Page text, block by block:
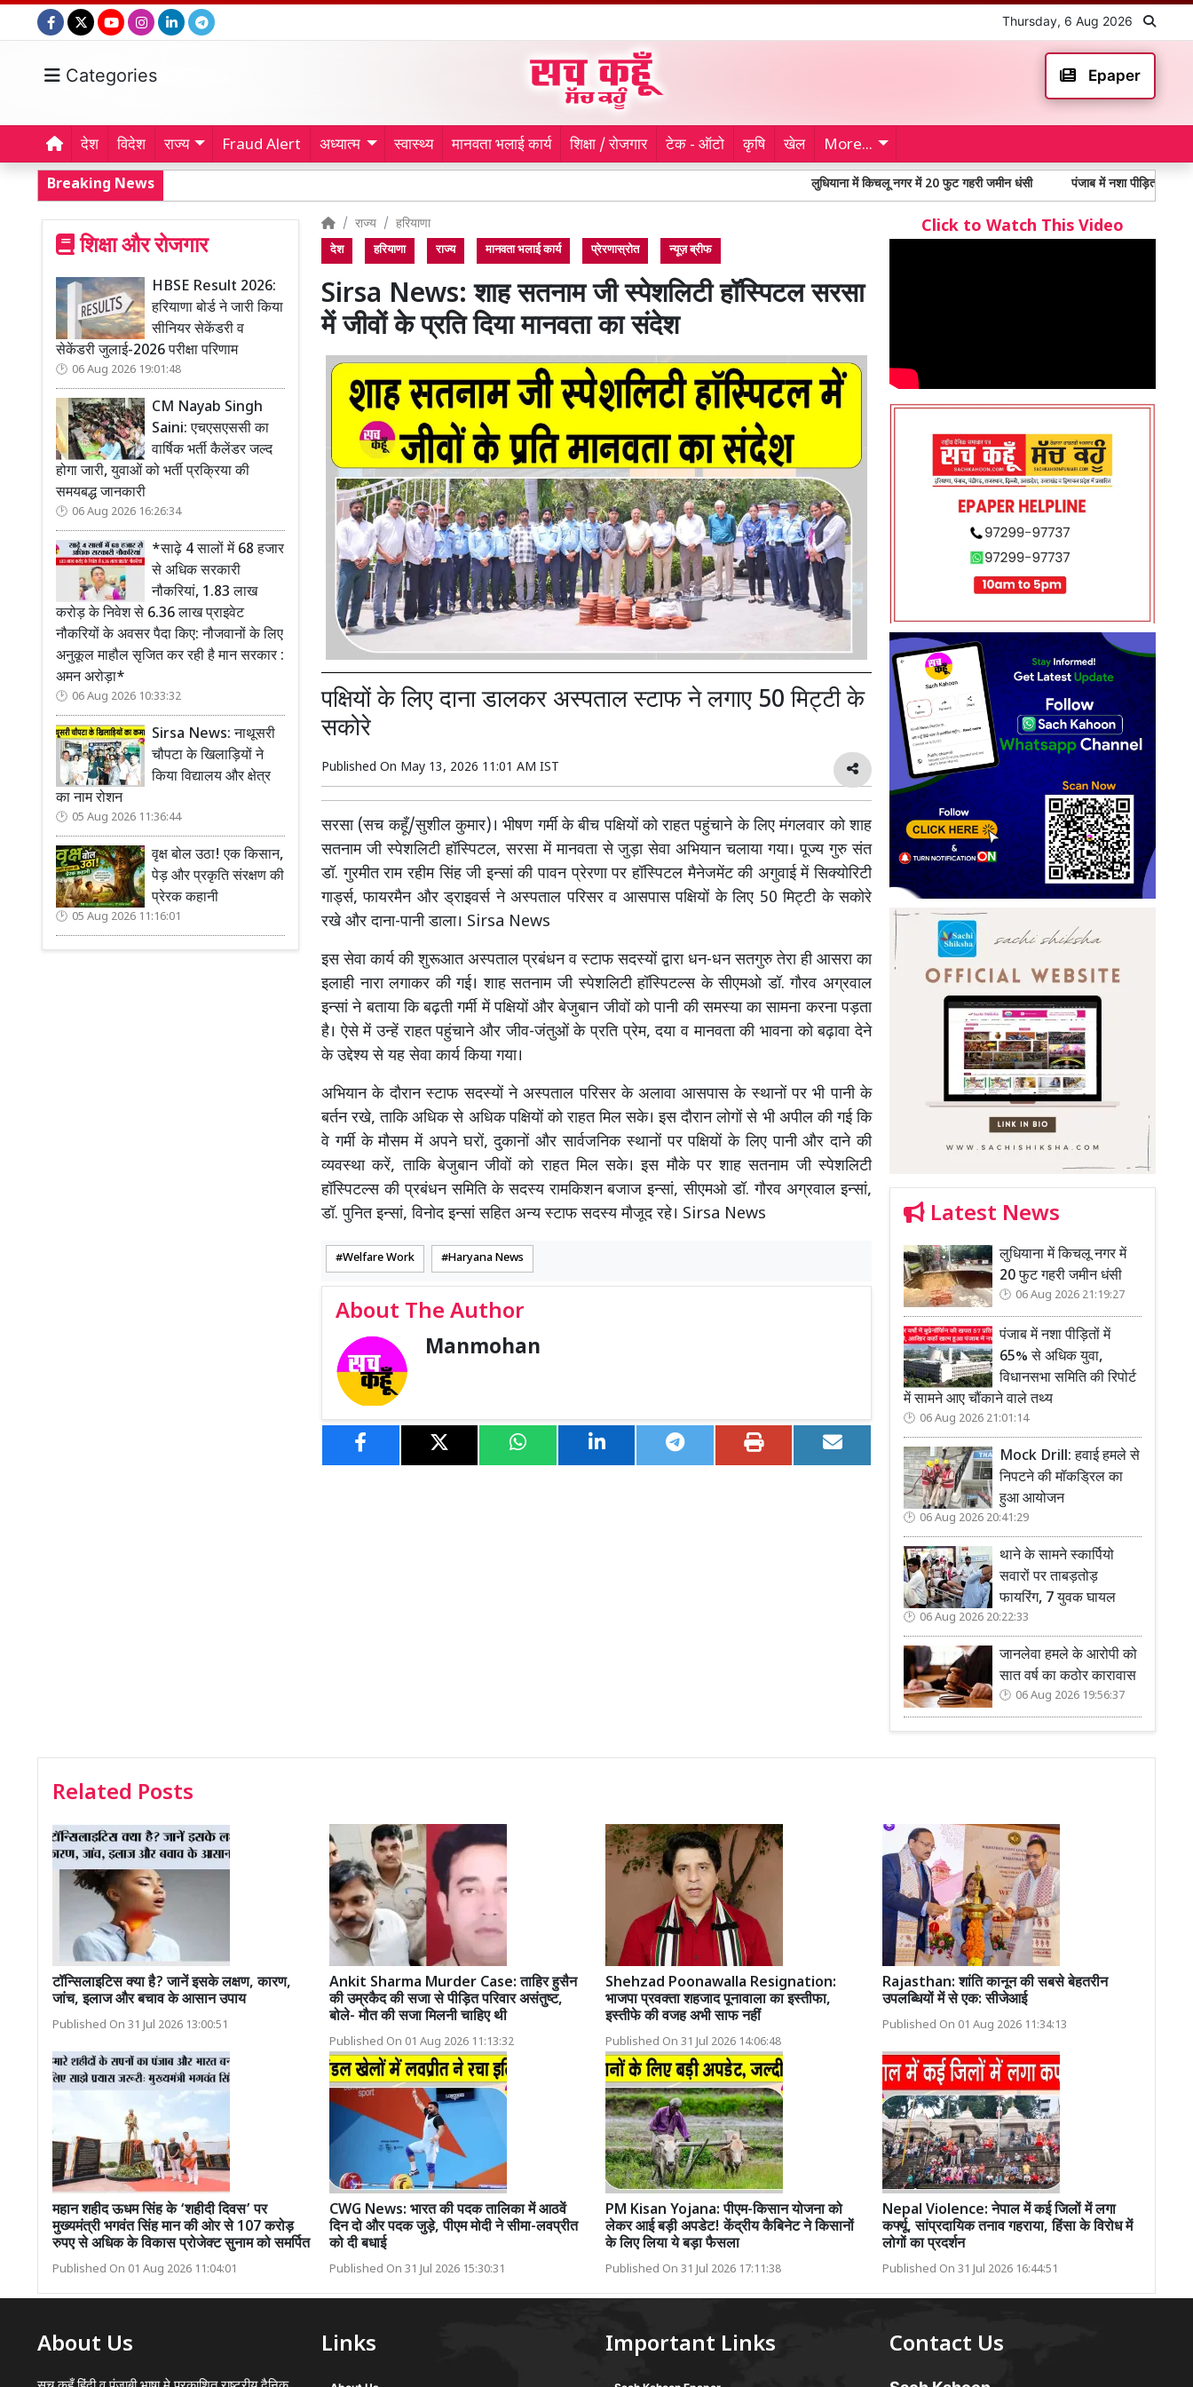
Thursday, 6 Aug 2026
Categories Epaper
देश विदेश राज्य Fraud Alert अध्यात्म स्वास्थ्य मानवता भलाई कार्य शिक्षा / रोजगार टेक - ऑटो कृषि खेल More...
Breaking News लुधियाना में किचलू नगर में 20 फुट गहरी जमीन धंसी पंजाब में नशा पीड़ितों में 65% से अधिक
शिक्षा और रोजगार
HBSE Result 2026:
हरियाणा बोर्ड ने जारी किया
सीनियर सेकेंडरी व
सेकेंडरी जुलाई-2026 परीक्षा परिणाम
06 Aug 2026 19:01:48
CM Nayab Singh
Saini: एचएसएससी का
वार्षिक भर्ती कैलेंडर जल्द
होगा जारी, युवाओं को भर्ती प्रक्रिया की
समयबद्ध जानकारी
06 Aug 2026 16:26:34
*साढ़े 4 सालों में 68 हजार
से अधिक सरकारी
नौकरियां, 1.83 लाख
करोड़ के निवेश से 6.36 लाख प्राइवेट
नौकरियों के अवसर पैदा किए: नौजवानों के लिए
अनुकूल माहौल सृजित कर रही है मान सरकार :
अमन अरोड़ा*
06 Aug 2026 10:33:32
Sirsa News: नाथूसरी
चौपटा के खिलाड़ियों ने
किया विद्यालय और क्षेत्र
का नाम रोशन
05 Aug 2026 11:36:44
वृक्ष बोल उठा! एक किसान,
पेड़ और प्रकृति संरक्षण की
प्रेरक कहानी
05 Aug 2026 11:16:01
राज्य हरियाणा
देश हरियाणा राज्य मानवता भलाई कार्य प्रेरणास्रोत न्यूज़ ब्रीफ
Sirsa News: शाह सतनाम जी स्पेशलिटी हॉस्पिटल सरसा
में जीवों के प्रति दिया मानवता का संदेश
पक्षियों के लिए दाना डालकर अस्पताल स्टाफ ने लगाए 50 मिट्टी के
सकोरे
Published On May 13, 2026 11:01 AM IST
सरसा (सच कहूँ/सुशील कुमार)। भीषण गर्मी के बीच पक्षियों को राहत पहुंचाने के लिए मंगलवार को शाह
सतनाम जी स्पेशलिटी हॉस्पिटल, सरसा में मानवता से जुड़ा सेवा अभियान चलाया गया। पूज्य गुरु संत
डॉ. गुरमीत राम रहीम सिंह जी इन्सां की पावन प्रेरणा पर हॉस्पिटल मैनेजमेंट की अगुवाई में सिक्योरिटी
गार्ड्स, फायरमैन और ड्राइवर्स ने अस्पताल परिसर व आसपास पक्षियों के लिए 50 मिट्टी के सकोरे
रखे और दाना-पानी डाला। Sirsa News
इस सेवा कार्य की शुरूआत अस्पताल प्रबंधन व स्टाफ सदस्यों द्वारा धन-धन सतगुरु तेरा ही आसरा का
इलाही नारा लगाकर की गई। शाह सतनाम जी स्पेशलिटी हॉस्पिटल्स के सीएमओ डॉ. गौरव अग्रवाल
इन्सां ने बताया कि बढ़ती गर्मी में पक्षियों और बेजुबान जीवों को पानी की समस्या का सामना करना पड़ता
है। ऐसे में उन्हें राहत पहुंचाने और जीव-जंतुओं के प्रति प्रेम, दया व मानवता की भावना को बढ़ावा देने
के उद्देश्य से यह सेवा कार्य किया गया।
अभियान के दौरान स्टाफ सदस्यों ने अस्पताल परिसर के अलावा आसपास के स्थानों पर भी पानी के
बर्तन रखे, ताकि अधिक से अधिक पक्षियों को राहत मिल सके। इस दौरान लोगों से भी अपील की गई कि
वे गर्मी के मौसम में अपने घरों, दुकानों और सार्वजनिक स्थानों पर पक्षियों के लिए पानी और दाने की
व्यवस्था करें, ताकि बेजुबान जीवों को राहत मिल सके। इस मौके पर शाह सतनाम जी स्पेशलिटी
हॉस्पिटल्स की प्रबंधन समिति के सदस्य रामकिशन बजाज इन्सां, सीएमओ डॉ. गौरव अग्रवाल इन्सां,
डॉ. पुनित इन्सां, विनोद इन्सां सहित अन्य स्टाफ सदस्य मौजूद रहे। Sirsa News
Welfare Work Haryana News
About The Author
Manmohan
Click to Watch This Video
Latest News
लुधियाना में किचलू नगर में
20 फुट गहरी जमीन धंसी
06 Aug 2026 21:19:27
पंजाब में नशा पीड़ितों में
65% से अधिक युवा,
विधानसभा समिति की रिपोर्ट
में सामने आए चौंकाने वाले तथ्य
06 Aug 2026 21:01:14
Mock Drill: हवाई हमले से
निपटने की मॉकड्रिल का
हुआ आयोजन
06 Aug 2026 20:41:29
थाने के सामने स्कार्पियो
सवारों पर ताबड़तोड़
फायरिंग, 7 युवक घायल
06 Aug 2026 20:22:33
जानलेवा हमले के आरोपी को
सात वर्ष का कठोर कारावास
06 Aug 2026 19:56:37
Related Posts
टॉन्सिलाइटिस क्या है? जानें इसके लक्षण, कारण,
जांच, इलाज और बचाव के आसान उपाय
Published On 31 Jul 2026 13:00:51
Ankit Sharma Murder Case: ताहिर हुसैन
की उम्रकैद की सजा से पीड़ित परिवार असंतुष्ट,
बोले- मौत की सजा मिलनी चाहिए थी
Published On 01 Aug 2026 11:13:32
Shehzad Poonawalla Resignation:
भाजपा प्रवक्ता शहजाद पूनावाला का इस्तीफा,
इस्तीफे की वजह अभी साफ नहीं
Published On 31 Jul 2026 14:06:48
Rajasthan: शांति कानून की सबसे बेहतरीन
उपलब्धियों में से एक: सीजेआई
Published On 01 Aug 2026 11:34:13
महान शहीद ऊधम सिंह के ‘शहीदी दिवस’ पर
मुख्यमंत्री भगवंत सिंह मान की ओर से 107 करोड़
रुपए से अधिक के विकास प्रोजेक्ट सुनाम को समर्पित
Published On 01 Aug 2026 11:04:01
CWG News: भारत की पदक तालिका में आठवें
दिन दो और पदक जुड़े, पीएम मोदी ने सीमा-लवप्रीत
को दी बधाई
Published On 31 Jul 2026 15:30:31
PM Kisan Yojana: पीएम-किसान योजना को
लेकर आई बड़ी अपडेट! केंद्रीय कैबिनेट ने किसानों
के लिए लिया ये बड़ा फैसला
Published On 31 Jul 2026 17:11:38
Nepal Violence: नेपाल में कई जिलों में लगा
कर्फ्यू, सांप्रदायिक तनाव गहराया, हिंसा के विरोध में
लोगों का प्रदर्शन
Published On 31 Jul 2026 16:44:51
About Us Links Important Links Contact Us